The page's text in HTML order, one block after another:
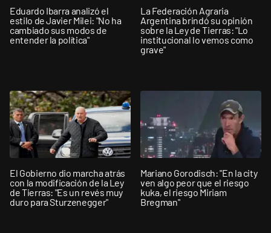
Eduardo Ibarra analizó el
estilo de Javier Milei: "No ha
cambiado sus modos de
entender la política"
La Federación Agraria
Argentina brindó su opinión
sobre la Ley de Tierras: "Lo
institucional lo vemos como
grave"
El Gobierno dio marcha atrás
con la modificación de la Ley
de Tierras: "Es un revés muy
duro para Sturzenegger"
Mariano Gorodisch: "En la city
ven algo peor que el riesgo
kuka, el riesgo Miriam
Bregman"